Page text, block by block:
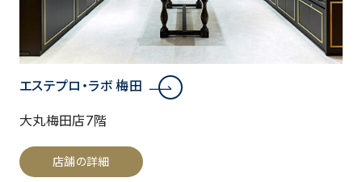
エステプロ・ラボ 梅田
大丸梅田店7階
店舗の詳細